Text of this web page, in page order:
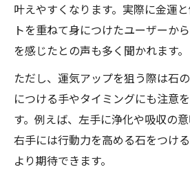
叶えやすくなります。実際に金運
トを重ねて身につけたユーザーか
を感じたとの声も多く聞かれます。
ただし、運気アップを狙う際は石
につける手やタイミングにも注意
す。例えば、左手に浄化や吸収の意
右手には行動力を高める石をつけ
より期待できます。